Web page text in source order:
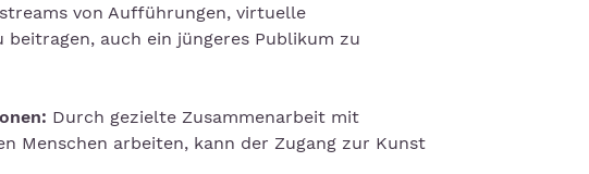
von Aufführungen, virtuelle
auch ein jüngeres Publikum zu
Durch gezielte Zusammenarbeit mit
Menschen arbeiten, kann der Zugang zur Kunst